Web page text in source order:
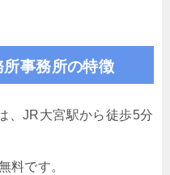
事務所の特徴
、JR大宮駅から徒歩5分
料です。